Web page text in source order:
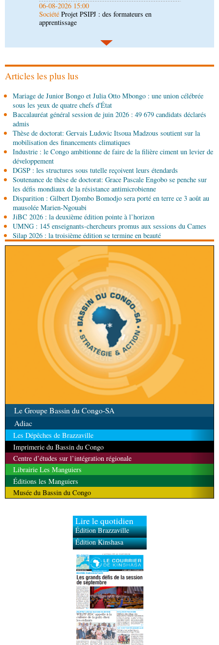
06-08-2026 14:30
ÉconomieGfac 2026 : des produits locaux dans
les stands, des surgelés dans les assiettes
06-08-2026 14:15
renforce la riposte avec l'appui de l'OMS et
d'Africa CDC
SportCommuniqué : Samira Leonie, nouvelle
ambassadrice de la marque 1xBet Congo-
Brazzaville
06-08-2026 09:30
PolitiqueAssemblée nationale: la Commission
Ecofin s’imprègne des réalités du CHU-B
06-08-2026 08:45
PolitiqueVie des institutions : Pierre Ngolo et
Pierre Oba jettent les bases d’une collaboration
fructueuse
06-08-2026 08:30
Afrique-Monde Centrafrique : les sanctions de
l'ONU cachent la guerre silencieuse pour le
contrôle des ressources
Articles les plus lus
Mariage de Junior Bongo et Julia Otto Mbongo : une union célébrée
sous les yeux de quatre chefs d'État
Baccalauréat général session de juin 2026 : 49 679 candidats déclarés
admis
Thèse de doctorat: Gervais Ludovic Itsoua Madzous soutient sur la
mobilisation des financements climatiques
Industrie : le Congo ambitionne de faire de la filière ciment un levier de
développement
DGSP : les structures sous tutelle reçoivent leurs étendards
Soutenance de thèse de doctorat: Grace Pascale Engobo se penche sur
les défis mondiaux de la résistance antimicrobienne
Disparition : Gilbert Djombo Bomodjo sera porté en terre ce 3 août au
mausolée Marien-Ngouabi
JiBC 2026 : la deuxième édition pointe à l’horizon
UMNG : 145 enseignants-chercheurs promus aux sessions du Cames
Silap 2026 : la troisième édition se termine en beauté
Le Groupe Bassin du Congo-SA
Adiac
Les Dépêches de Brazzaville
Imprimerie du Bassin du Congo
Centre d’études sur l’intégration régionale
Librairie Les Manguiers
Éditions les Manguiers
Musée du Bassin du Congo
Lire le quotidien
Édition Brazzaville
Édition Kinshasa